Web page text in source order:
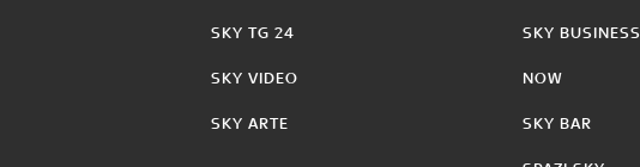
SKY TG 24
SKY VIDEO
SKY ARTE
SKY BUSINESS
NOW
SKY BAR